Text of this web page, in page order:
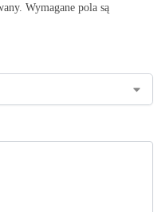
Wymagane pola są